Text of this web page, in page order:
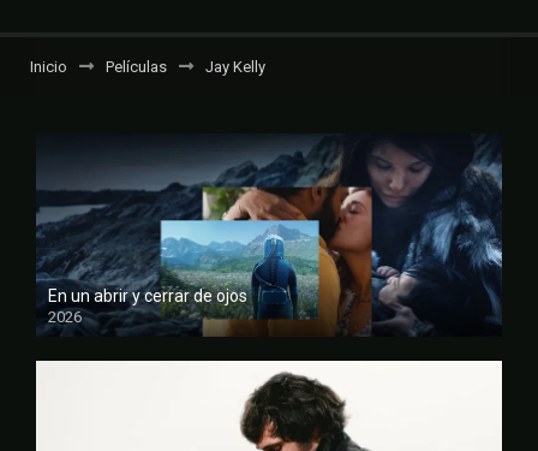
Inicio Películas Jay Kelly
En un abrir y cerrar de ojos
2026
FULL HD